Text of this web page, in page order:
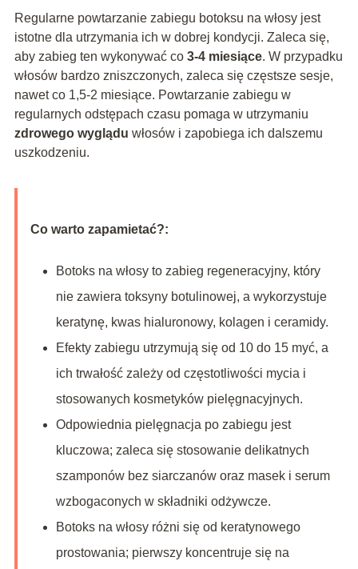
Regularne powtarzanie zabiegu botoksu na włosy jest
istotne dla utrzymania ich w dobrej kondycji. Zaleca się,
aby zabieg ten wykonywać co 3-4 miesiące. W przypadku
włosów bardzo zniszczonych, zaleca się częstsze sesje,
nawet co 1,5-2 miesiące. Powtarzanie zabiegu w
regularnych odstępach czasu pomaga w utrzymaniu
zdrowego wyglądu włosów i zapobiega ich dalszemu
uszkodzeniu.
Co warto zapamietać?:
Botoks na włosy to zabieg regeneracyjny, który
nie zawiera toksyny botulinowej, a wykorzystuje
keratynę, kwas hialuronowy, kolagen i ceramidy.
Efekty zabiegu utrzymują się od 10 do 15 myć, a
ich trwałość zależy od częstotliwości mycia i
stosowanych kosmetyków pielęgnacyjnych.
Odpowiednia pielęgnacja po zabiegu jest
kluczowa; zaleca się stosowanie delikatnych
szamponów bez siarczanów oraz masek i serum
wzbogaconych w składniki odżywcze.
Botoks na włosy różni się od keratynowego
prostowania; pierwszy koncentruje się na